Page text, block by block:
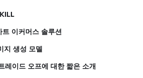
이커머스 솔루션
생성 모델
레이드 오프에 대한 짧은 소개